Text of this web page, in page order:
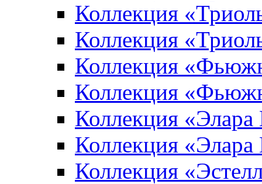
Коллекция
Коллекция
Коллекция
Коллекция
Коллекция «Элара
Коллекция «Элара
Коллекция